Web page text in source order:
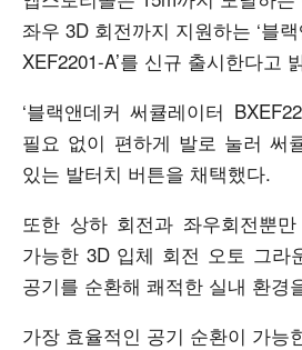
좌우 3D 회전까지 지원하는 ‘블
XEF2201-A’를 신규 출시한다고
‘블랙앤데커 써큘레이터
필요 없이 편하게 발로 눌러 써
있는 발터치 버튼을 채택했다.
또한 상하 회전과 좌우회전뿐
가능한 3D 입체 회전 오토 그라
공기를 순환해 쾌적한 실내 환경
가장 효율적인 공기 순환이 가능